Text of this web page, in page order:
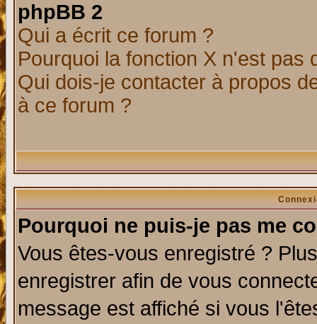
phpBB 2
Qui a écrit ce forum ?
Pourquoi la fonction X n'est pas
Qui dois-je contacter à propos
à ce forum ?
Pourquoi ne puis-je pas me
Vous êtes-vous enregistré ?
enregistrer afin de vous
message est affiché si vous